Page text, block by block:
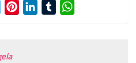
TwitterPinterestLinkedInTumblr